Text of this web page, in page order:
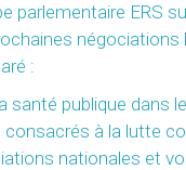
parlementaire ERS
négociations
:
santé publique dans
à la lutte
nationales et